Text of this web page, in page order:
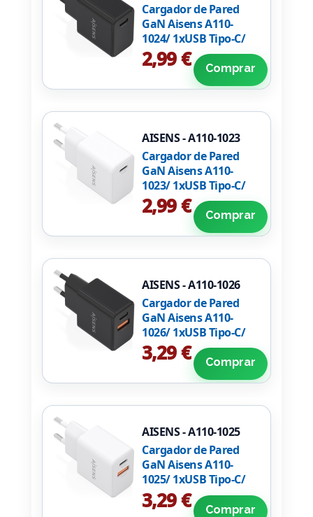
Cargador de Pared
GaN Aisens A110-
1024/ 1xUSB Tipo-C/
20W/ Negro
2,99 € Comprar
AISENS - A110-1023
Cargador de Pared
GaN Aisens A110-
1023/ 1xUSB Tipo-C/
20W/ Blanco
2,99 € Comprar
AISENS - A110-1026
Cargador de Pared
GaN Aisens A110-
1026/ 1xUSB Tipo-C/
1xUSB/ 20W/ Negro
3,29 € Comprar
AISENS - A110-1025
Cargador de Pared
GaN Aisens A110-
1025/ 1xUSB Tipo-C/
1xUSB/ 20W/ Blanco
3,29 € Comprar